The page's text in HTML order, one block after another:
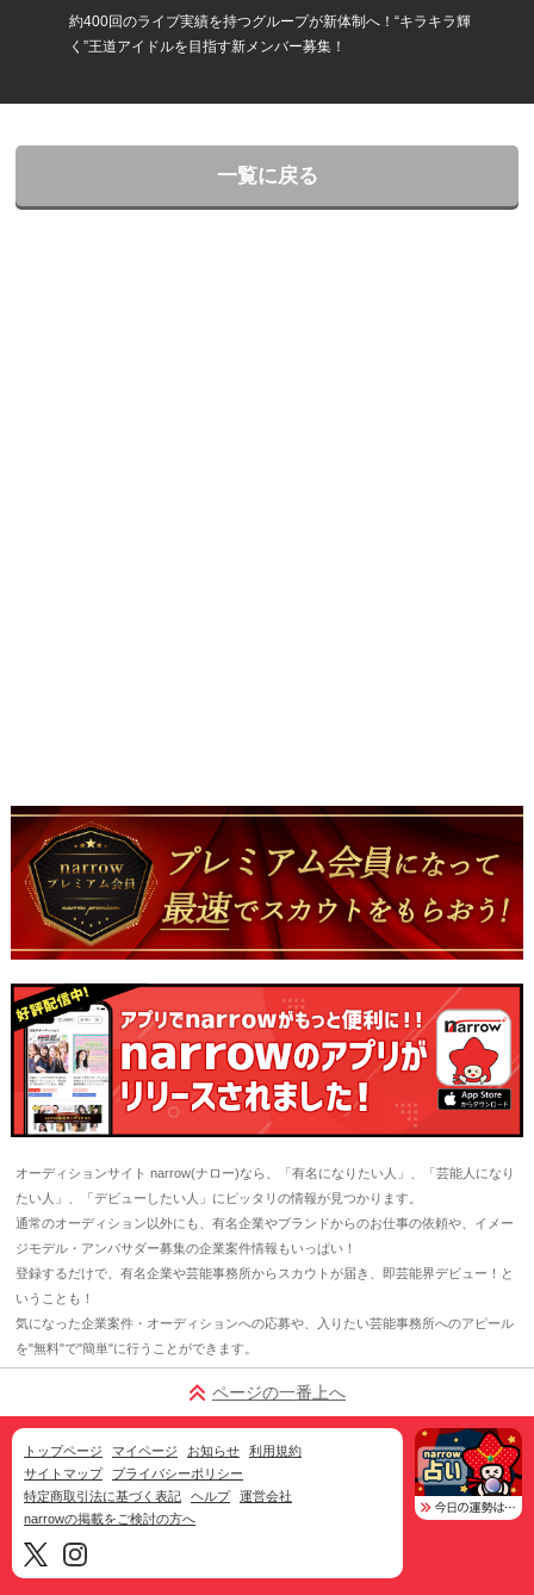
約400回のライブ実績を持つグループが新体制へ！“キラキラ輝
く”王道アイドルを目指す新メンバー募集！
一覧に戻る
オーディションサイト narrow(ナロー)なら、「有名になりたい人」、「芸能人になり
たい人」、「デビューしたい人」にピッタリの情報が見つかります。
通常のオーディション以外にも、有名企業やブランドからのお仕事の依頼や、イメー
ジモデル・アンバサダー募集の企業案件情報もいっぱい！
登録するだけで、有名企業や芸能事務所からスカウトが届き、即芸能界デビュー！と
いうことも！
気になった企業案件・オーディションへの応募や、入りたい芸能事務所へのアピール
を"無料"で"簡単"に行うことができます。
ページの一番上へ
トップページ マイページ お知らせ
利用規約
サイトマップ
プライバシーポリシー
特定商取引法に基づく表記
ヘルプ
運営会社
narrowの掲載をご検討の方へ